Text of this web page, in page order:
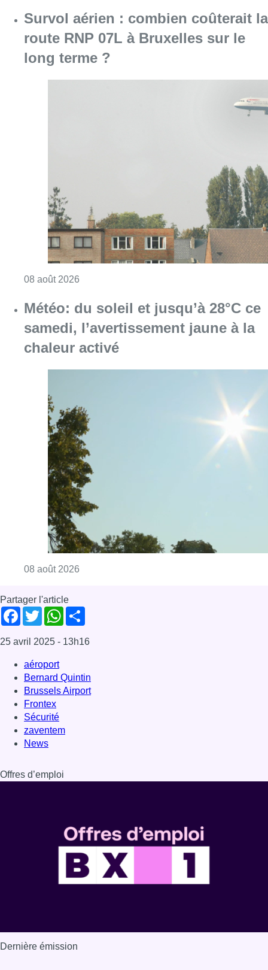
Survol aérien : combien coûterait la
route RNP 07L à Bruxelles sur le
long terme ?
08 août 2026
Météo: du soleil et jusqu’à 28°C ce
samedi, l’avertissement jaune à la
chaleur activé
08 août 2026
Partager l'article
Facebook
TwitterWhatsApp
25 avril 2025 - 13h16
aéroport
Bernard Quintin
Brussels Airport
Frontex
Sécurité
zaventem
News
Offres d’emploi
Dernière émission